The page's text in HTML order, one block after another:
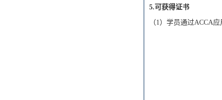
5.可获得证书
（1）学员通过ACCA